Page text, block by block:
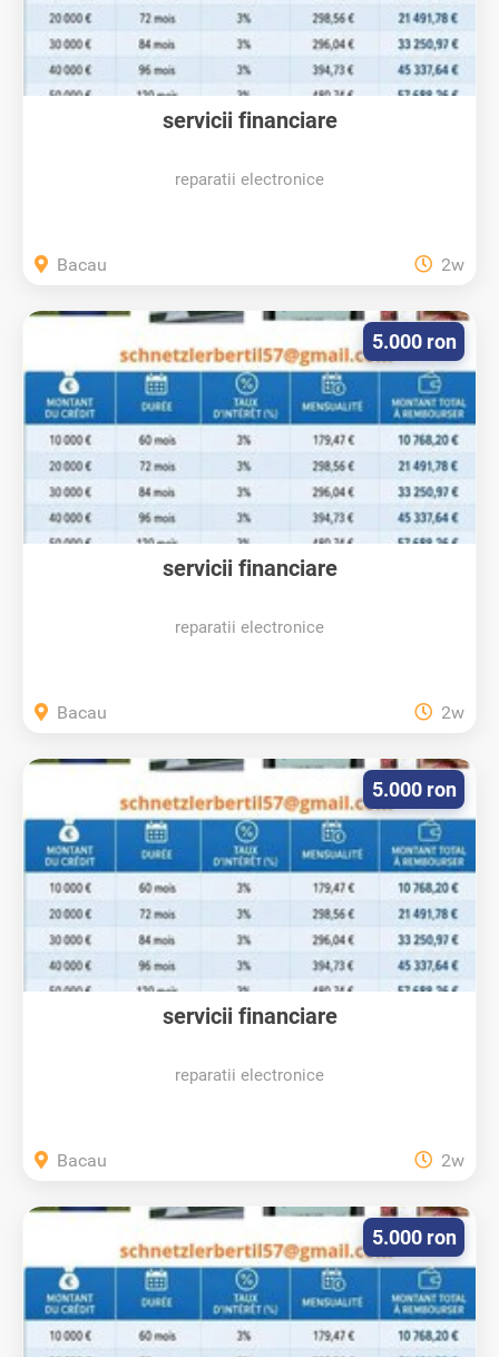
servicii financiare
reparatii electronice
Bacau 2w
servicii financiare
reparatii electronice
5.000 ron
Bacau 2w
servicii financiare
reparatii electronice
5.000 ron
Bacau 2w
5.000 ron